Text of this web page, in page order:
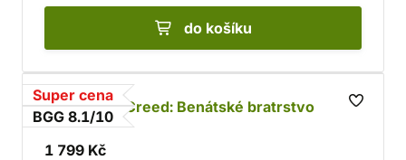
do košíku
Super cena
BGG 8.1/10
Assassin's Creed: Benátské bratrstvo
1 799 Kč